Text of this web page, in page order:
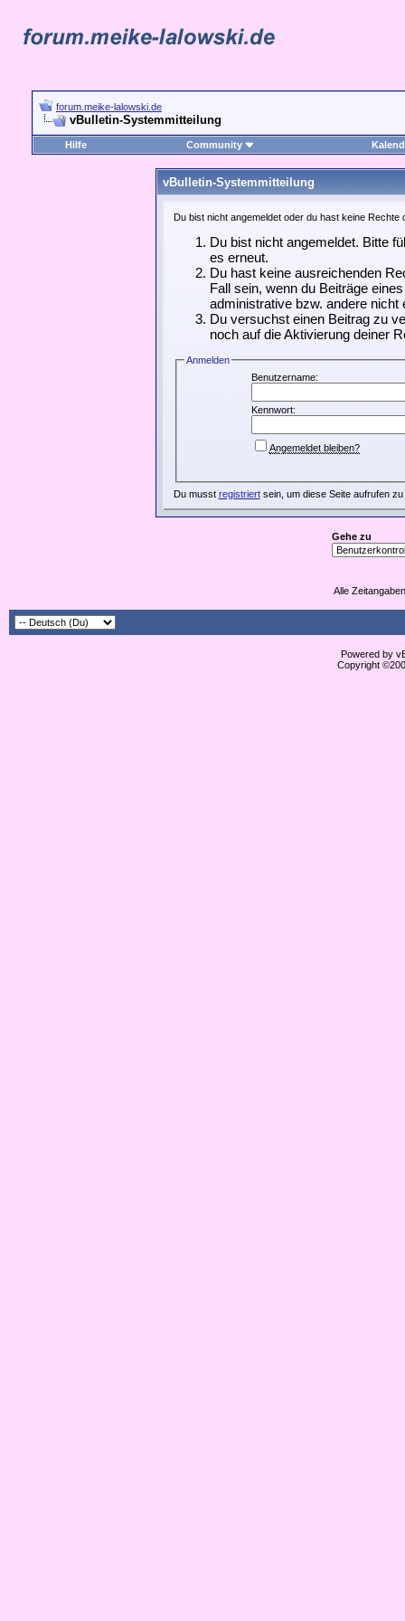
forum.meike-lalowski.de
vBulletin-Systemmitteilung
Hilfe Community
vBulletin-Systemmitteilung
Du bist nicht angemeldet oder du hast keine
Du bist nicht angemeldet. Bitte
es erneut.
Du hast keine ausreichenden
Fall sein, wenn du Beiträge
administrative bzw. andere nicht
Du versuchst einen Beitrag zu
noch auf die Aktivierung deiner
Anmelden
Benutzername:
Kennwort:
Angemeldet bleiben?
Du musst registriertsein, um diese Seite aufrufen zu
Gehe zu
Alle
Powered by
Copyright